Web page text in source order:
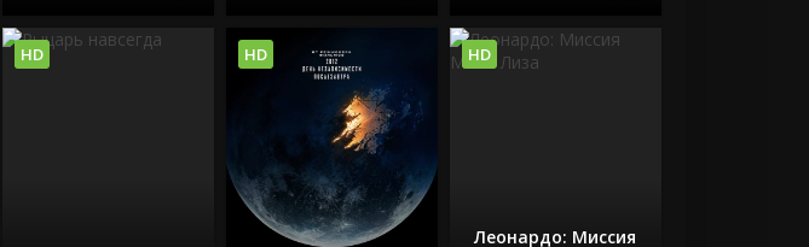
HD HD
Леонардо: Миссия
HD